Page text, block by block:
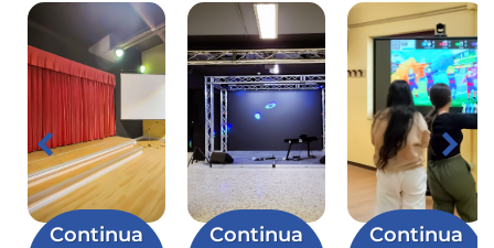
Continua
Continua
Continua